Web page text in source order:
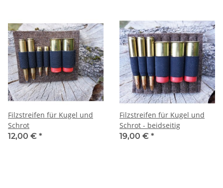
Filzstreifen für Kugel und
Schrot
12,00 € *
Filzstreifen für Kugel und
Schrot - beidseitig
19,00 € *